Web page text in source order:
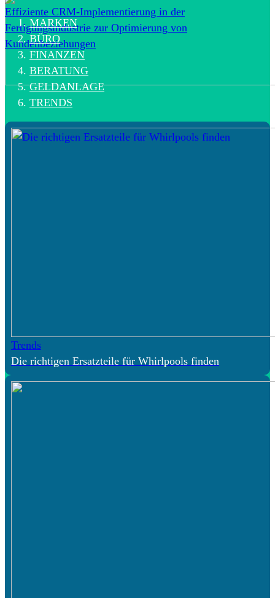
Effiziente CRM-Implementierung in der
Fertigungsindustrie zur Optimierung von
Kundenbeziehungen
MARKEN
BÜRO
FINANZEN
BERATUNG
GELDANLAGE
TRENDS
Trends
Die richtigen Ersatzteile für Whirlpools finden